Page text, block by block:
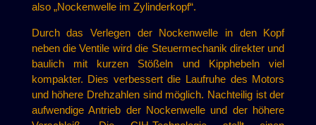
also „Nockenwelle im Zylinderkopf“.
Durch das Verlegen der Nockenwelle in den Kopf
neben die Ventile wird die Steuermechanik direkter und
baulich mit kurzen Stößeln und Kipphebeln viel
kompakter. Dies verbessert die Laufruhe des Motors
und höhere Drehzahlen sind möglich. Nachteilig ist der
aufwendige Antrieb der Nockenwelle und der höhere